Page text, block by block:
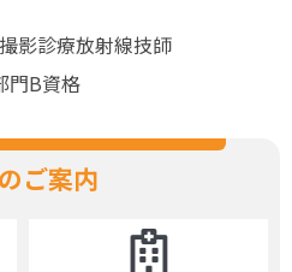
影診療放射線技師
門B資格
ご案内